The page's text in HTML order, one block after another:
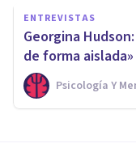
ENTREVISTAS
Georgina
de forma aislada»
Psicología Y